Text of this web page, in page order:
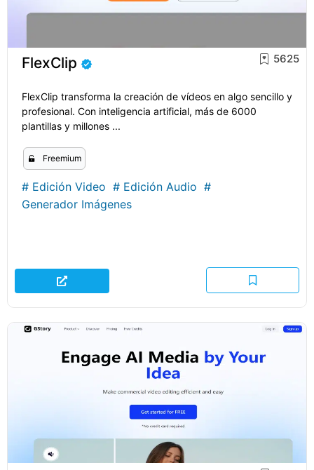
FlexClip 5625
FlexClip transforma la creación de vídeos en algo sencillo y
profesional. Con inteligencia artificial, más de 6000
plantillas y millones ...
Freemium
# Edición Video # Edición Audio #
Generador Imágenes